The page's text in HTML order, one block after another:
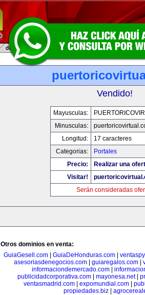
Vendido!
Mayusculas:
Minusculas:
Longitud:
17 caracteres
Categorias:
Portales
Precio:
Realizar una
Visitar!
Serán consideradas
Otros dominios en venta:
GuiaGesell.com| GuiaDeHonduras.com|
asesoriasdenegocios.com
guiaregalos.com
informaciondemercado.com|
publicidadcorporativa.com
mayonesa.net|
ventasmadrid.com
expomundial.com
propiedades.biz|